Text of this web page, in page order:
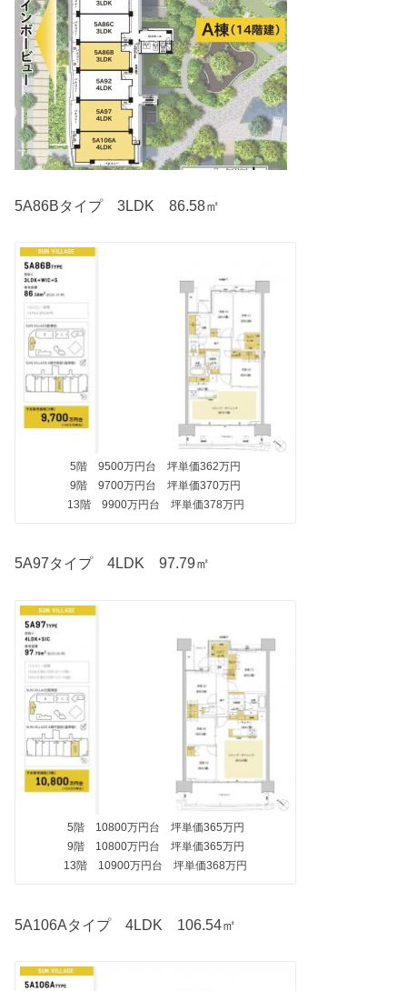
5A86Bタイプ 3LDK 86.58㎡
5階 9500万円台 坪単価362万円
9階 9700万円台 坪単価370万円
13階 9900万円台 坪単価378万円
5A97タイプ 4LDK 97.79㎡
5階 10800万円台 坪単価365万円
9階 10800万円台 坪単価365万円
13階 10900万円台 坪単価368万円
5A106Aタイプ 4LDK 106.54㎡